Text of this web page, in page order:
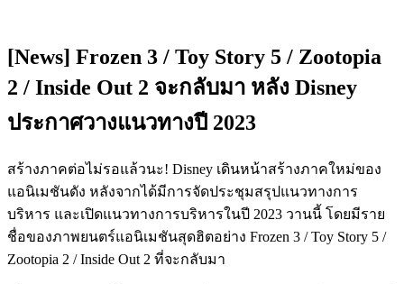
[News] Frozen 3 / Toy Story 5 / Zootopia
2 / Inside Out 2 จะกลับมา หลัง Disney
ประกาศวางแนวทางปี 2023
สร้างภาคต่อไม่รอแล้วนะ! Disney เดินหน้าสร้างภาคใหม่ของ
แอนิเมชันดัง หลังจากได้มีการจัดประชุมสรุปแนวทางการ
บริหาร และเปิดแนวทางการบริหารในปี 2023 วานนี้ โดยมีราย
ชื่อของภาพยนตร์แอนิเมชันสุดฮิตอย่าง Frozen 3 / Toy Story 5 /
Zootopia 2 / Inside Out 2 ที่จะกลับมา